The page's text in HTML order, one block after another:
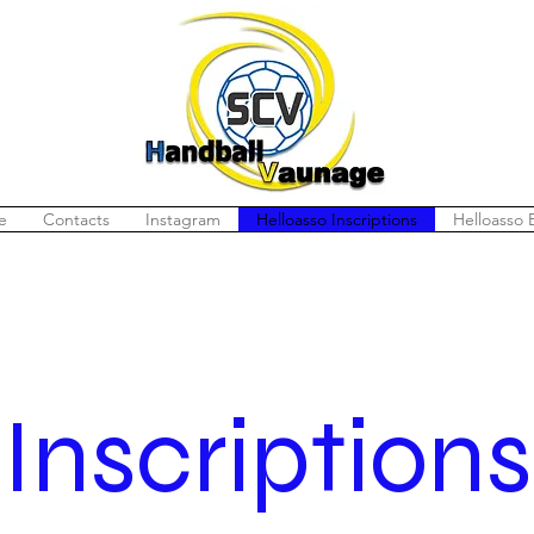
Contacts Instagram Helloasso Inscriptions Helloasso
Inscriptions